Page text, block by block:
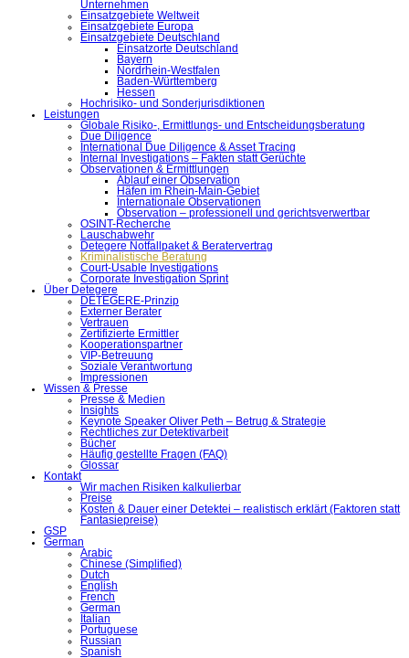
Unternehmen
Einsatzgebiete Weltweit
Einsatzgebiete Europa
Einsatzgebiete Deutschland
Einsatzorte Deutschland
Bayern
Nordrhein-Westfalen
Baden-Württemberg
Hessen
Hochrisiko- und Sonderjurisdiktionen
Leistungen
Globale Risiko-, Ermittlungs- und Entscheidungsberatung
Due Diligence
International Due Diligence & Asset Tracing
Internal Investigations – Fakten statt Gerüchte
Observationen & Ermittlungen
Ablauf einer Observation
Häfen im Rhein-Main-Gebiet
Internationale Observationen
Observation – professionell und gerichtsverwertbar
OSINT-Recherche
Lauschabwehr
Detegere Notfallpaket & Beratervertrag
Kriminalistische Beratung
Court-Usable Investigations
Corporate Investigation Sprint
Über Detegere
DETEGERE-Prinzip
Externer Berater
Vertrauen
Zertifizierte Ermittler
Kooperationspartner
VIP-Betreuung
Soziale Verantwortung
Impressionen
Wissen & Presse
Presse & Medien
Insights
Keynote Speaker Oliver Peth – Betrug & Strategie
Rechtliches zur Detektivarbeit
Bücher
Häufig gestellte Fragen (FAQ)
Glossar
Kontakt
Wir machen Risiken kalkulierbar
Preise
Kosten & Dauer einer Detektei – realistisch erklärt (Faktoren statt
Fantasiepreise)
GSP
German
Arabic
Chinese (Simplified)
Dutch
English
French
German
Italian
Portuguese
Russian
Spanish